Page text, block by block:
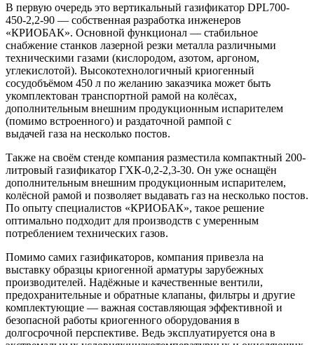
В первую очередь это вертикальный газификатор DPL700-
450-2,2-90 — собственная разработка инженеров
«КРИОБАК». Основной функционал — стабильное
снабжение станков лазерной резки металла различными
техническими газами (кислородом, азотом, аргоном,
углекислотой). Высокотехнологичный криогенный
сосудобъёмом 450 л по желанию заказчика может быть
укомплектован транспортной рамой на колёсах,
дополнительным внешним продукционным испарителем
(помимо встроенного) и раздаточной рампой с
выдачей газа на несколько постов.
Также на своём стенде компания разместила компактный 200-
литровый газификатор ГХК-0,2-2,3-30. Он уже оснащён
дополнительным внешним продукционным испарителем,
колёсной рамой и позволяет выдавать газ на несколько постов.
По опыту специалистов «КРИОБАК», такое решение
оптимально подходит для производств с умеренным
потреблением технических газов.
Помимо самих газификаторов, компания привезла на
выставку образцы криогенной арматуры зарубежных
производителей. Надёжные и качественные вентили,
предохранительные и обратные клапаны, фильтры и другие
комплектующие — важная составляющая эффективной и
безопасной работы криогенного оборудования в
долгосрочной перспективе. Ведь эксплуатируется она в